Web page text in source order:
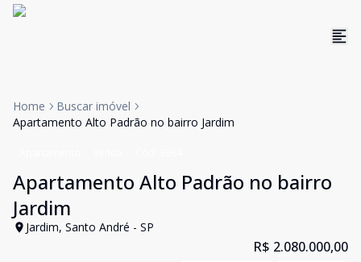
Home
Buscar imóvel
Apartamento Alto Padrão no bairro Jardim
Apartamento Alto Padrão no bairro
Jardim
Jardim, Santo André - SP
R$ 2.080.000,00